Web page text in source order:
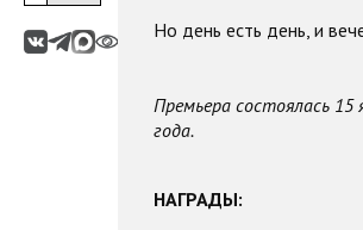
Но день есть день, и
Премьера состоялась 15
года.
НАГРАДЫ: